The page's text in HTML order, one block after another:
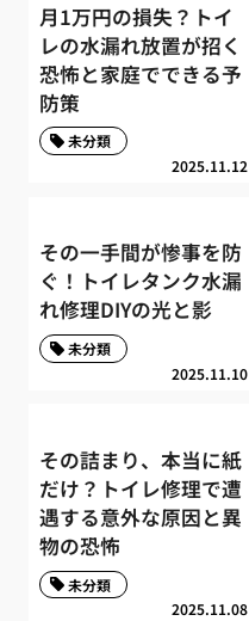
月1万円の損失？トイ
レの水漏れ放置が招く
恐怖と家庭でできる予
防策
2025.11.12
未分類
その一手間が惨事を防
ぐ！トイレタンク水漏
れ修理DIYの光と影
2025.11.10
未分類
その詰まり、本当に紙
だけ？トイレ修理で遭
遇する意外な原因と異
物の恐怖
2025.11.08
未分類